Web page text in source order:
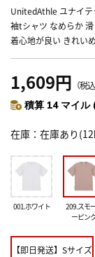
UnitedAthle ユナイテ
袖tシャツ なめらか
着心地が良い きれいめ
1,609円 （税込
積算 14 マイル
在庫 在庫あり
001.ホワイト
209.スモ
ーピン
【即日発送】Sサイズ